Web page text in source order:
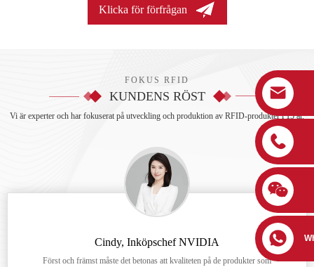
Klicka för förfrågan
FOKUS RFID
KUNDENS RÖST
Vi är experter och har fokuserat på utveckling och produktion av RFID-produkter i 15 år.
Cindy, Inköpschef NVIDIA
Först och främst måste det betonas att kvaliteten på de produkter som